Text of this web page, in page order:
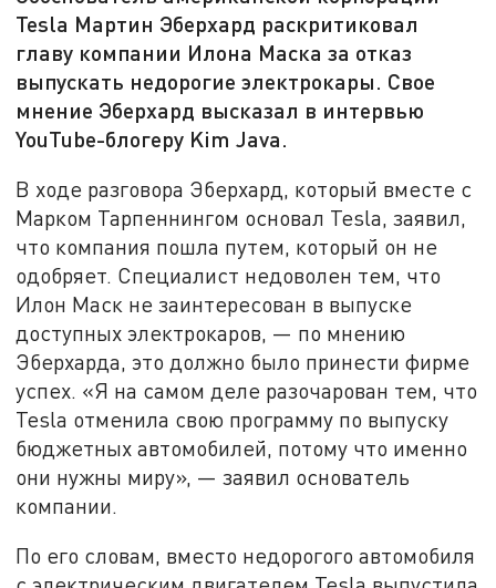
Tesla Мартин Эберхард раскритиковал
главу компании Илона Маска за отказ
выпускать недорогие электрокары. Свое
мнение Эберхард высказал в интервью
YouTube-блогеру Kim Java.
В ходе разговора Эберхард, который вместе с
Марком Тарпеннингом основал Tesla, заявил,
что компания пошла путем, который он не
одобряет. Специалист недоволен тем, что
Илон Маск не заинтересован в выпуске
доступных электрокаров, — по мнению
Эберхарда, это должно было принести фирме
успех. «Я на самом деле разочарован тем, что
Tesla отменила свою программу по выпуску
бюджетных автомобилей, потому что именно
они нужны миру», — заявил основатель
компании.
По его словам, вместо недорогого автомобиля